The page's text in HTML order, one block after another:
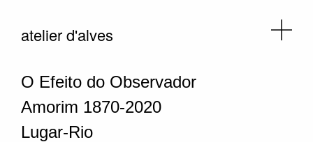
atelier d'alves
O Efeito do Observador
Amorim 1870-2020
Lugar-Rio